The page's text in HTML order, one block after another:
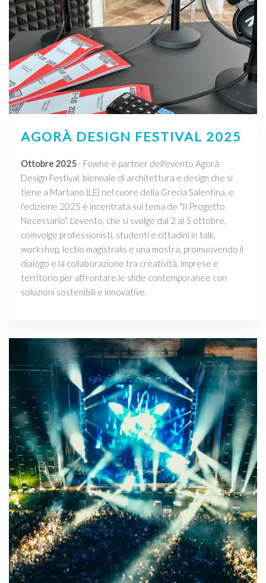
AGORÀ DESIGN FESTIVAL 2025
Ottobre 2025- Fowhe è partner dell'evento Agorà
Design Festival, biennale di architettura e design che si
tiene a Martano (LE) nel cuore della Grecìa Salentina, e
l'edizione 2025 è incentrata sul tema de "Il Progetto
Necessario". L'evento, che si svolge dal 2 al 5 ottobre,
coinvolge professionisti, studenti e cittadini in talk,
workshop, lectio magistralis e una mostra, promuovendo il
dialogo e la collaborazione tra creatività, imprese e
territorio per affrontare le sfide contemporanee con
soluzioni sostenibili e innovative.